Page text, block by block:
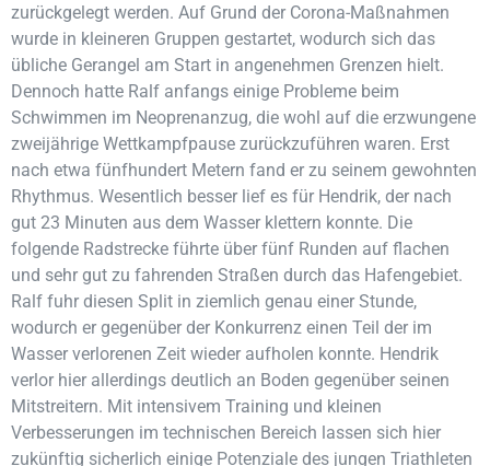
zurückgelegt werden. Auf Grund der Corona-Maßnahmen
wurde in kleineren Gruppen gestartet, wodurch sich das
übliche Gerangel am Start in angenehmen Grenzen hielt.
Dennoch hatte Ralf anfangs einige Probleme beim
Schwimmen im Neoprenanzug, die wohl auf die erzwungene
zweijährige Wettkampfpause zurückzuführen waren. Erst
nach etwa fünfhundert Metern fand er zu seinem gewohnten
Rhythmus. Wesentlich besser lief es für Hendrik, der nach
gut 23 Minuten aus dem Wasser klettern konnte. Die
folgende Radstrecke führte über fünf Runden auf flachen
und sehr gut zu fahrenden Straßen durch das Hafengebiet.
Ralf fuhr diesen Split in ziemlich genau einer Stunde,
wodurch er gegenüber der Konkurrenz einen Teil der im
Wasser verlorenen Zeit wieder aufholen konnte. Hendrik
verlor hier allerdings deutlich an Boden gegenüber seinen
Mitstreitern. Mit intensivem Training und kleinen
Verbesserungen im technischen Bereich lassen sich hier
zukünftig sicherlich einige Potenziale des jungen Triathleten